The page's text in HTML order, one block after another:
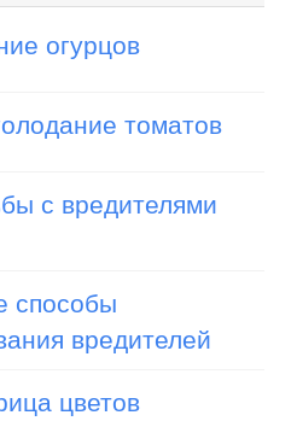
огурцов
томатов
с вредителями
способы
вредителей
цветов